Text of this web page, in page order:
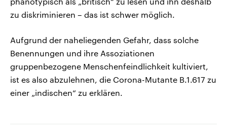
zu diskriminieren – das ist schwer möglich.
Aufgrund der naheliegenden Gefahr, dass solche
Benennungen und ihre Assoziationen
gruppenbezogene Menschenfeindlichkeit kultiviert,
ist es also abzulehnen, die Corona-Mutante B.1.617 zu
einer „indischen“ zu erklären.